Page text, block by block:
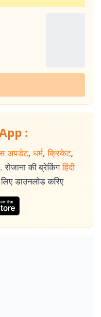
:
अपडेट, धर्म, क्रिकेट,
की ब्रेकिंग हिंदी
डाउनलोड करिए